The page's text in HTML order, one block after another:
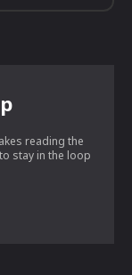
reading the
stay in the loop